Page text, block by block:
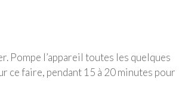
Pompe l’appareil toutes les quelques
ce faire, pendant 15 à 20 minutes pour